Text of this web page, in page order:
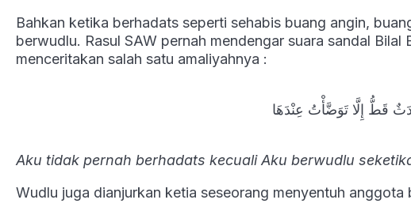
Bahkan ketika berhadats seperti sehabis buang angin,
berwudlu. Rasul SAW pernah mendengar suara sandal Bilal
menceritakan salah satu amaliyahnya :
قَطُّ إِلَّا تَوَضَّأْتُ عِنْدَهَا
Aku tidak pernah berhadats kecuali Aku berwudlu
Wudlu juga dianjurkan ketia seseorang menyentuh